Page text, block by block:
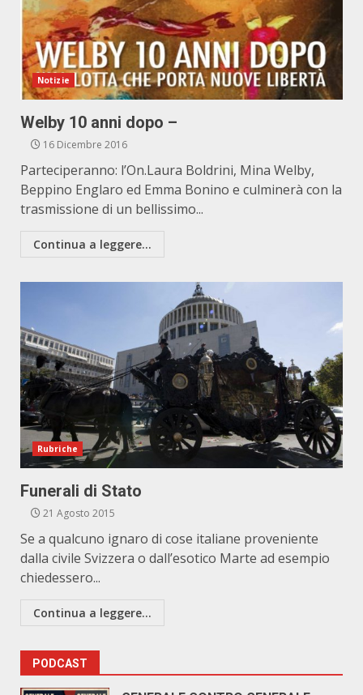
Notizie
Welby 10 anni dopo –
16 Dicembre 2016
Parteciperanno: l’On.Laura Boldrini, Mina Welby,
Beppino Englaro ed Emma Bonino e culminerà con la
trasmissione di un bellissimo...
Continua a leggere...
Rubriche
Funerali di Stato
21 Agosto 2015
Se a qualcuno ignaro di cose italiane proveniente
dalla civile Svizzera o dall’esotico Marte ad esempio
chiedessero...
Continua a leggere...
PODCAST